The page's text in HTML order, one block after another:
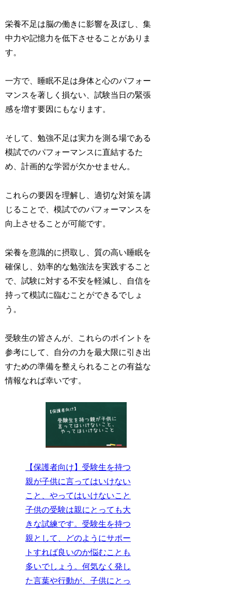
栄養不足は脳の働きに影響を及ぼし、集
中力や記憶力を低下させることがありま
す。
一方で、睡眠不足は身体と心のパフォー
マンスを著しく損ない、試験当日の緊張
感を増す要因にもなります。
そして、勉強不足は実力を測る場である
模試でのパフォーマンスに直結するた
め、計画的な学習が欠かせません。
これらの要因を理解し、適切な対策を講
じることで、模試でのパフォーマンスを
向上させることが可能です。
栄養を意識的に摂取し、質の高い睡眠を
確保し、効率的な勉強法を実践すること
で、試験に対する不安を軽減し、自信を
持って模試に臨むことができるでしょ
う。
受験生の皆さんが、これらのポイントを
参考にして、自分の力を最大限に引き出
すための準備を整えられることの有益な
情報なれば幸いです。
【保護者向け】受験生を持つ
親が子供に言ってはいけない
こと、やってはいけないこと
子供の受験は親にとっても大
きな試練です。受験生を持つ
親として、どのようにサポー
トすれば良いのか悩むことも
多いでしょう。何気なく発し
た言葉や行動が、子供にとっ